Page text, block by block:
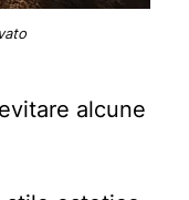
alcune